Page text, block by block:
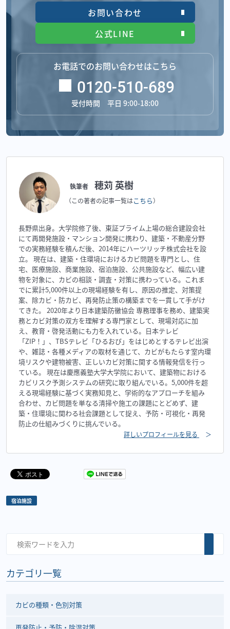
お問い合わせ
公式LINE
お電話でのお問い合わせはこちら
0120-510-689
受付時間 平日 9:00-18:00
執筆者 穂苅 英樹
（この著者の記事一覧はこちら）
長野県出身。大学院修了後、東証プライム上場の総合建設会社
にて再開発施設・マンション開発に携わり、建築・不動産分野
での実務経験を積んだ後、2014年にハーツリッチ株式会社を設
立。 現在は、建築・住環境におけるカビ問題を専門とし、住
宅、医療施設、商業施設、宿泊施設、公共施設など、幅広い建
物を対象に、カビの相談・調査・対策に携わっている。これま
でに累計5,000件以上の現場経験を有し、原因の推定、対策提
案、除カビ・防カビ、再発防止策の構築までを一貫して手がけ
てきた。 2020年より日本建築防黴協会 専務理事を務め、建築実
務とカビ対策の双方を理解する専門家として、現場対応に加
え、教育・啓発活動にも力を入れている。日本テレビ
「ZIP！」、TBSテレビ「ひるおび」をはじめとするテレビ出演
や、雑誌・各種メディアの取材を通じて、カビがもたらす室内環
境リスクや建物被害、正しいカビ対策に関する情報発信を行っ
ている。 現在は慶應義塾大学大学院において、建築物における
カビリスク予測システムの研究に取り組んでいる。5,000件を超
える現場経験に基づく実務知見と、学術的なアプローチを組み
合わせ、カビ問題を単なる清掃や施工の課題にとどめず、建
築・住環境に関わる社会課題として捉え、予防・可視化・再発
防止の仕組みづくりに挑んでいる。
詳しいプロフィールを見る ＞
宿泊施設
カテゴリ一覧
カビの種類・色別対策
再発防止・予防・除湿対策